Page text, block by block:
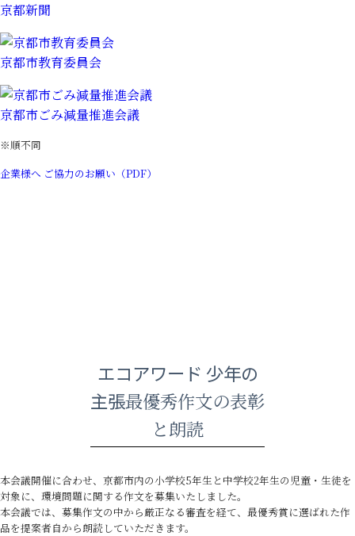
京都新聞
京都市教育委員会
京都市ごみ減量推進会議
※順不同
企業様へ ご協力のお願い（PDF）
エコアワード 少年の
主張最優秀作文の表彰
と朗読
本会議開催に合わせ、京都市内の小学校5年生と中学校2年生の児童・生徒を
対象に、環境問題に関する作文を募集いたしました。
本会議では、募集作文の中から厳正なる審査を経て、最優秀賞に選ばれた作
品を提案者自から朗読していただきます。